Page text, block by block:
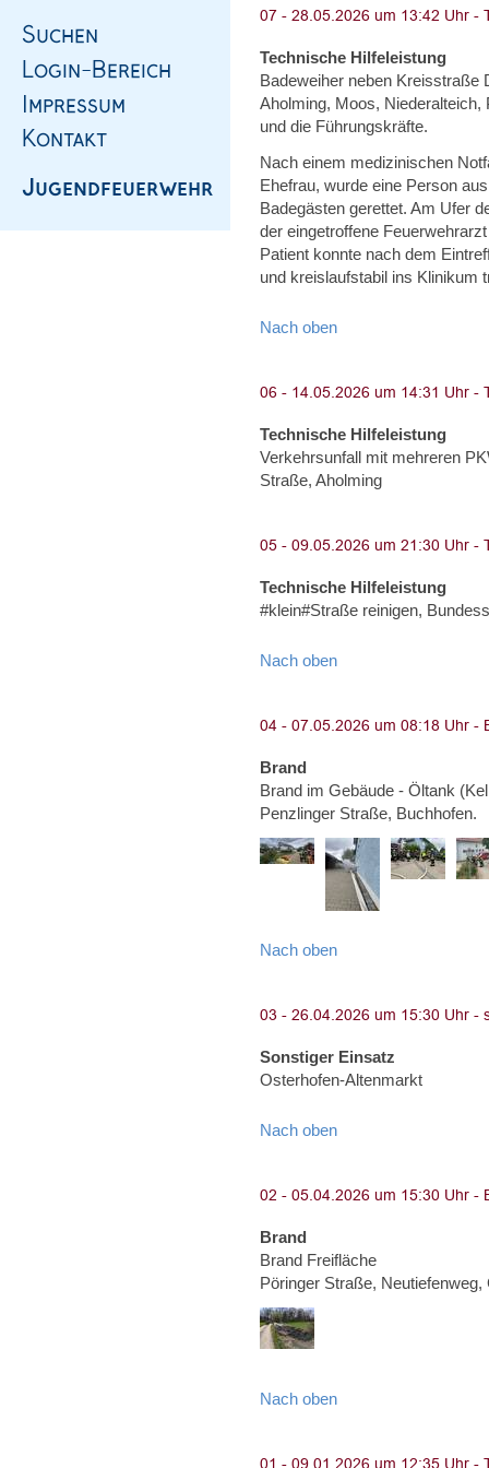
Technische Hilfeleistung
Badeweiher neben Kreisstraße
Aholming, Moos,
und die Führungskräfte.
Nach einem medizinischen
Ehefrau, wurde eine Person
Badegästen gerettet. Am Ufer
der eingetroffene
Patient konnte nach dem
und kreislaufstabil ins Klinikum
Nach oben
Technische Hilfeleistung
Verkehrsunfall mit mehreren
Straße, Aholming
Technische Hilfeleistung
#klein#Straße reinigen,
Nach oben
Brand
Brand im Gebäude - Öltank
Penzlinger Straße, Buchhofen.
Nach oben
Sonstiger Einsatz
Osterhofen-Altenmarkt
Nach oben
Brand
Brand Freifläche
Pöringer Straße, Neutiefenweg,
Nach oben